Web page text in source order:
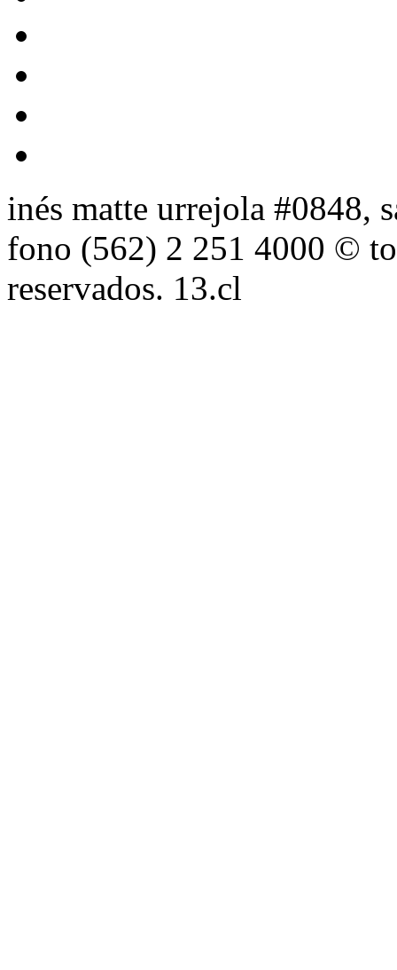
inés matte urrejola #0848,
fono (562) 2 251 4000 ©
reservados. 13.cl